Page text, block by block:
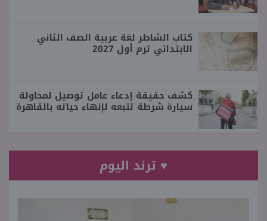
كتاب الشاطر لغة عربية الصف الثاني
الابتدائي ترم أول 2027
كشف حقيقة إدعاء عامل توصيل لمحاولة
سيارة شرطة تتبعه لإنهاء حياته بالقاهرة
♥ ترند اليوم